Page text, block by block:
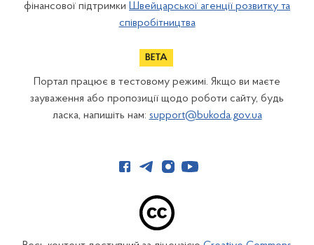
фінансової підтримки Швейцарської агенції розвитку та
співробітництва
Портал працює в тестовому режимі. Якщо ви маєте
зауваження або пропозиції щодо роботи сайту, будь
ласка, напишіть нам: support@bukoda.gov.ua